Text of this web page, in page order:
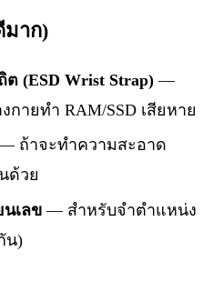
มาก)
(ESD Wrist Strap) —
ายทำ RAM/SSD เสียหาย
ถ้าจะทำความสะอาด
ด้วย
นเลข — สำหรับจำตำแหน่ง
น)